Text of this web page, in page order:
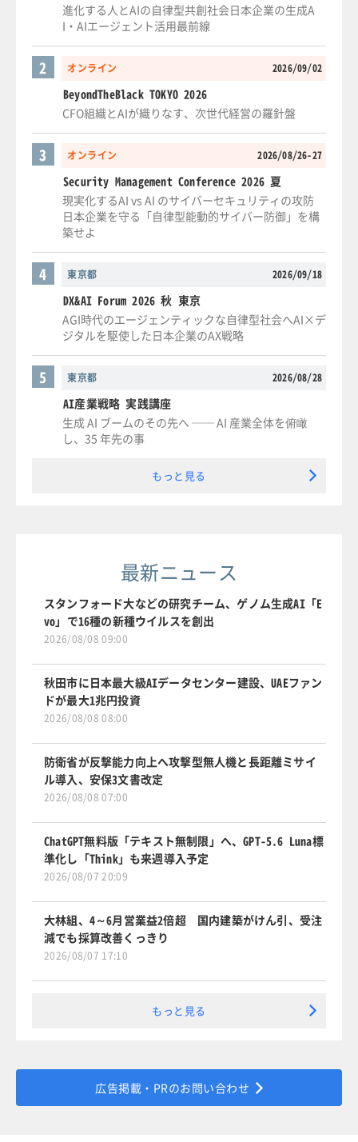
進化する人とAIの自律型共創社会日本企業の生成A
I・AIエージェント活用最前線
オンライン 2026/09/02
2
BeyondTheBlack TOKYO 2026
CFO組織とAIが織りなす、次世代経営の羅針盤
オンライン 2026/08/26-27
3
Security Management Conference 2026 夏
現実化するAI vs AI のサイバーセキュリティの攻防
日本企業を守る「自律型能動的サイバー防御」を構
築せよ
東京都 2026/09/18
4
DX&AI Forum 2026 秋 東京
AGI時代のエージェンティックな自律型社会へAI×デ
ジタルを駆使した日本企業のAX戦略
東京都 2026/08/28
5
AI産業戦略 実践講座
生成 AI ブームのその先へ ── AI 産業全体を俯瞰
し、35 年先の事
もっと見る
最新ニュース
スタンフォード大などの研究チーム、ゲノム生成AI「E
vo」で16種の新種ウイルスを創出
2026/08/08 09:00
秋田市に日本最大級AIデータセンター建設、UAEファン
ドが最大1兆円投資
2026/08/08 08:00
防衛省が反撃能力向上へ攻撃型無人機と長距離ミサイ
ル導入、安保3文書改定
2026/08/08 07:00
ChatGPT無料版「テキスト無制限」へ、GPT-5.6 Luna標
準化し「Think」も来週導入予定
2026/08/07 20:09
大林組、4～6月営業益2倍超 国内建築がけん引、受注
減でも採算改善くっきり
2026/08/07 17:10
もっと見る
広告掲載・PRのお問い合わせ